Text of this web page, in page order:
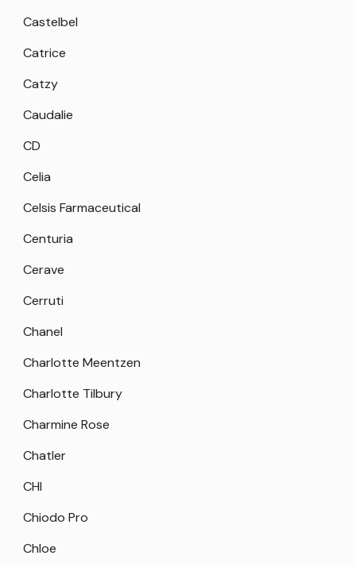
Castelbel
Catrice
Catzy
Caudalie
CD
Celia
Celsis Farmaceutical
Centuria
Cerave
Cerruti
Chanel
Charlotte Meentzen
Charlotte Tilbury
Charmine Rose
Chatler
CHI
Chiodo Pro
Chloe